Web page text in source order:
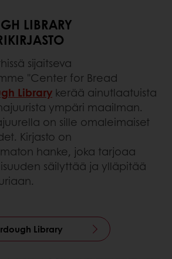
LIBRARY
sijaitseva
"Center for Bread
Library kerää ainutlaatuista
ympäri maailman.
on sille omaleimaiset
Kirjasto on
hanke, joka tarjoaa
säilyttää ja ylläpitää
Library